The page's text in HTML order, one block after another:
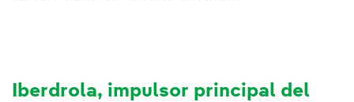
Iberdrola, impulsor principal del